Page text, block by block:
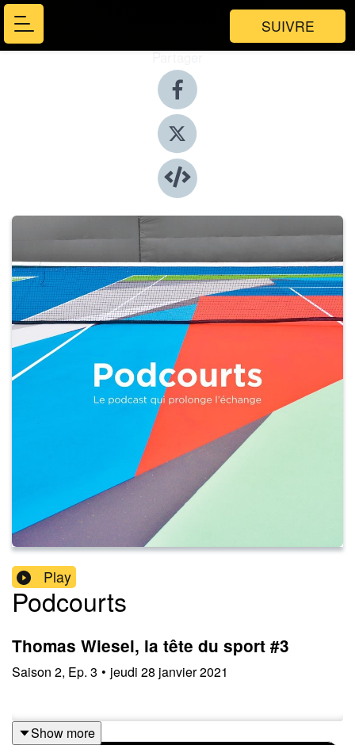
SUIVRE
Partager
Play
Podcourts
Thomas Wiesel, la tête du sport #3
Saison 2, Ep. 3 • jeudi 28 janvier 2021
Show more